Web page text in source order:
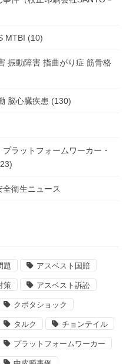
MTBI (10)
振動障害 指曲がり症 筋骨格
脳心臓疾患 (130)
ラットフォームワーカー・
衛生ニュース
題 アスベスト国賠
策 アスベスト訴訟
クボタショック
タルク チョンテイル
プラットフォームワーカー